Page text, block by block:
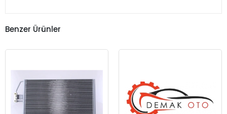
Benzer Ürünler